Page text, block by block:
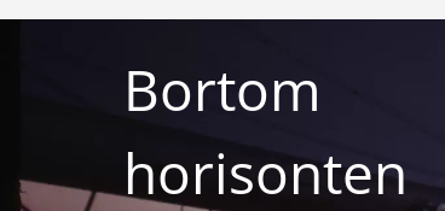
Hoppa
Bortom
horisonten